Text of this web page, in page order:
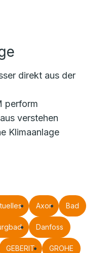
direkt aus der
perform
verstehen
Klimaanlage
Axor Bad
Danfoss
GEBERIT GROHE